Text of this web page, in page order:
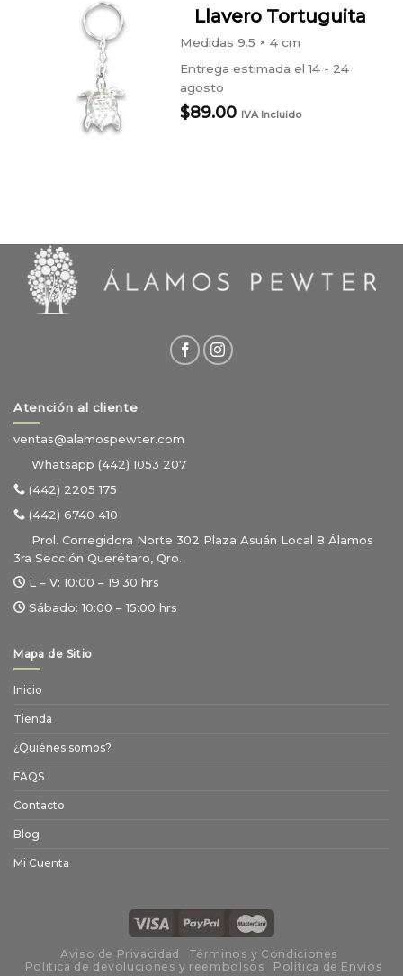
Llavero Tortuguita
Medidas9.5 × 4 cm
Entrega estimada el 14 - 24
agosto
$89.00 IVA Incluido
Atención al cliente
ventas@alamospewter.com
Whatsapp (442) 1053 207
(442) 2205 175
(442) 6740 410
Prol. Corregidora Norte 302 Plaza Asuán Local 8 Álamos
3ra Sección Querétaro, Qro.
L – V: 10:00 – 19:30 hrs
Sábado: 10:00 – 15:00 hrs
Mapa de Sitio
Inicio
Tienda
¿Quiénes somos?
FAQS
Contacto
Blog
Mi Cuenta
Aviso de Privacidad
Términos y Condiciones
Politica de devoluciones y reembolsos
Política de Envíos